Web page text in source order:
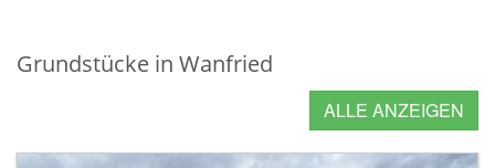
Grundstücke in Wanfried
ALLE ANZEIGEN